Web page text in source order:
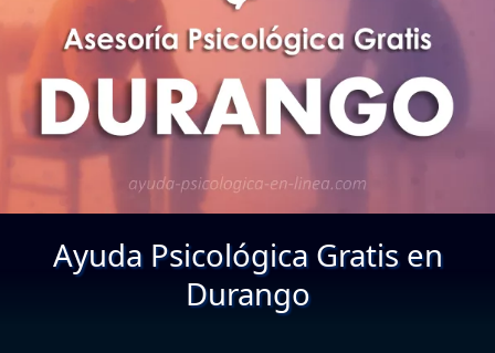
Ayuda Psicológica Gratis en
Durango